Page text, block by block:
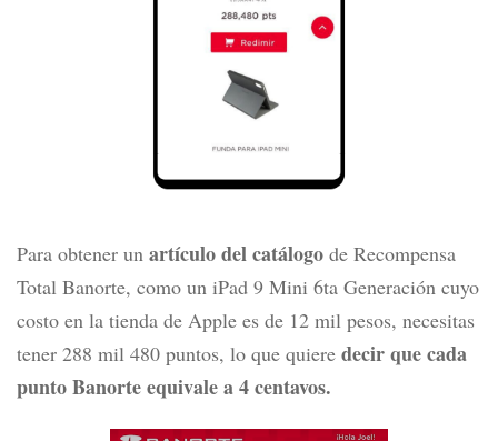
Para obtener un artículo del catálogo de Recompensa
Total Banorte, como un iPad 9 Mini 6ta Generación cuyo
costo en la tienda de Apple es de 12 mil pesos, necesitas
tener 288 mil 480 puntos, lo que quiere decir que cada
punto Banorte equivale a 4 centavos.